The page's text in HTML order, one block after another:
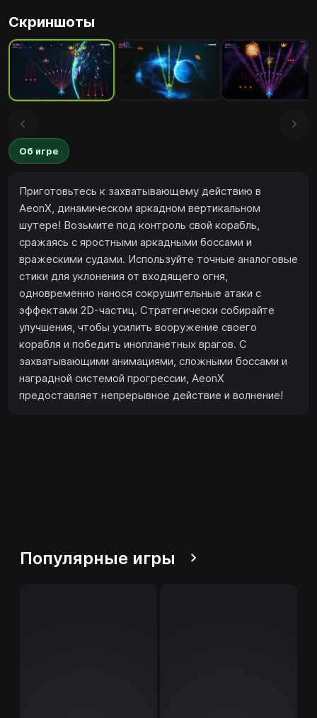
Скриншоты
Об игре
Приготовьтесь к захватывающему действию в
AeonX, динамическом аркадном вертикальном
шутере! Возьмите под контроль свой корабль,
сражаясь с яростными аркадными боссами и
вражескими судами. Используйте точные аналоговые
стики для уклонения от входящего огня,
одновременно нанося сокрушительные атаки с
эффектами 2D-частиц. Стратегически собирайте
улучшения, чтобы усилить вооружение своего
корабля и победить инопланетных врагов. С
захватывающими анимациями, сложными боссами и
наградной системой прогрессии, AeonX
предоставляет непрерывное действие и волнение!
Популярные игры